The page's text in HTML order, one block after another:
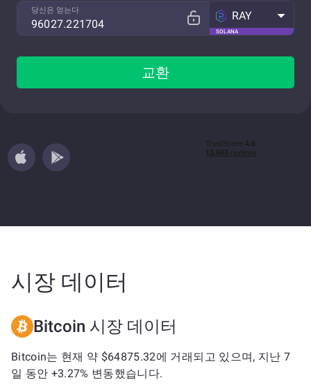
당신은 얻는다
SOLANA
RAY
교환
시장 데이터
Bitcoin 시장 데이터
Bitcoin는 현재 약 $64875.32에 거래되고 있으며, 지난 7
일 동안 +3.27% 변동했습니다.